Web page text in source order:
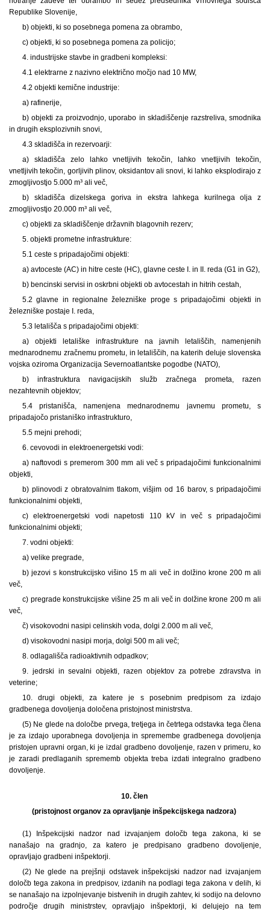
Republike Slovenije,
b) objekti, ki so posebnega pomena za obrambo,
c) objekti, ki so posebnega pomena za policijo;
4. industrijske stavbe in gradbeni kompleksi:
4.1 elektrarne z nazivno električno močjo nad 10 MW,
4.2 objekti kemične industrije:
a) rafinerije,
b) objekti za proizvodnjo, uporabo in skladiščenje razstreliva, smodnika
in drugih eksplozivnih snovi,
4.3 skladišča in rezervoarji:
a) skladišča zelo lahko vnetljivih tekočin, lahko vnetljivih tekočin,
vnetljivih tekočin, gorljivih plinov, oksidantov ali snovi, ki lahko eksplodirajo z
zmogljivostjo 5.000 m³ ali več,
b) skladišča dizelskega goriva in ekstra lahkega kurilnega olja z
zmogljivostjo 20.000 m³ ali več,
c) objekti za skladiščenje državnih blagovnih rezerv;
5. objekti prometne infrastrukture:
5.1 ceste s pripadajočimi objekti:
a) avtoceste (AC) in hitre ceste (HC), glavne ceste I. in II. reda (G1 in G2),
b) bencinski servisi in oskrbni objekti ob avtocestah in hitrih cestah,
5.2 glavne in regionalne železniške proge s pripadajočimi objekti in
železniške postaje I. reda,
5.3 letališča s pripadajočimi objekti:
a) objekti letališke infrastrukture na javnih letališčih, namenjenih
mednarodnemu zračnemu prometu, in letališčih, na katerih deluje slovenska
vojska oziroma Organizacija Severnoatlantske pogodbe (NATO),
b) infrastruktura navigacijskih služb zračnega prometa, razen
nezahtevnih objektov;
5.4 pristanišča, namenjena mednarodnemu javnemu prometu, s
pripadajočo pristaniško infrastrukturo,
5.5 mejni prehodi;
6. cevovodi in elektroenergetski vodi:
a) naftovodi s premerom 300 mm ali več s pripadajočimi funkcionalnimi
objekti,
b) plinovodi z obratovalnim tlakom, višjim od 16 barov, s pripadajočimi
funkcionalnimi objekti,
c) elektroenergetski vodi napetosti 110 kV in več s pripadajočimi
funkcionalnimi objekti;
7. vodni objekti:
a) velike pregrade,
b) jezovi s konstrukcijsko višino 15 m ali več in dolžino krone 200 m ali
več,
c) pregrade konstrukcijske višine 25 m ali več in dolžine krone 200 m ali
več,
č) visokovodni nasipi celinskih voda, dolgi 2.000 m ali več,
d) visokovodni nasipi morja, dolgi 500 m ali več;
8. odlagališča radioaktivnih odpadkov;
9. jedrski in sevalni objekti, razen objektov za potrebe zdravstva in
veterine;
10. drugi objekti, za katere je s posebnim predpisom za izdajo
gradbenega dovoljenja določena pristojnost ministrstva.
(5) Ne glede na določbe prvega, tretjega in četrtega odstavka tega člena
je za izdajo uporabnega dovoljenja in spremembe gradbenega dovoljenja
pristojen upravni organ, ki je izdal gradbeno dovoljenje, razen v primeru, ko
je zaradi predlaganih sprememb objekta treba izdati integralno gradbeno
dovoljenje.
10. člen
(pristojnost organov za opravljanje inšpekcijskega nadzora)
(1) Inšpekcijski nadzor nad izvajanjem določb tega zakona, ki se
nanašajo na gradnjo, za katero je predpisano gradbeno dovoljenje,
opravljajo gradbeni inšpektorji.
(2) Ne glede na prejšnji odstavek inšpekcijski nadzor nad izvajanjem
določb tega zakona in predpisov, izdanih na podlagi tega zakona v delih, ki
se nanašajo na izpolnjevanje bistvenih in drugih zahtev, ki sodijo na delovno
področje drugih ministrstev, opravljajo inšpektorji, ki delujejo na tem